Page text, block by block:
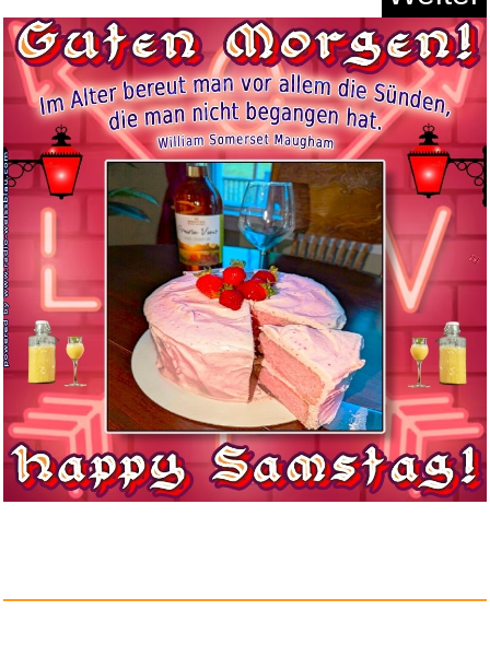
Microsoft 365 Single
1 Ja...
Anzeige
Mendelssohn Bartholdy:
Symphon...
Anzeige